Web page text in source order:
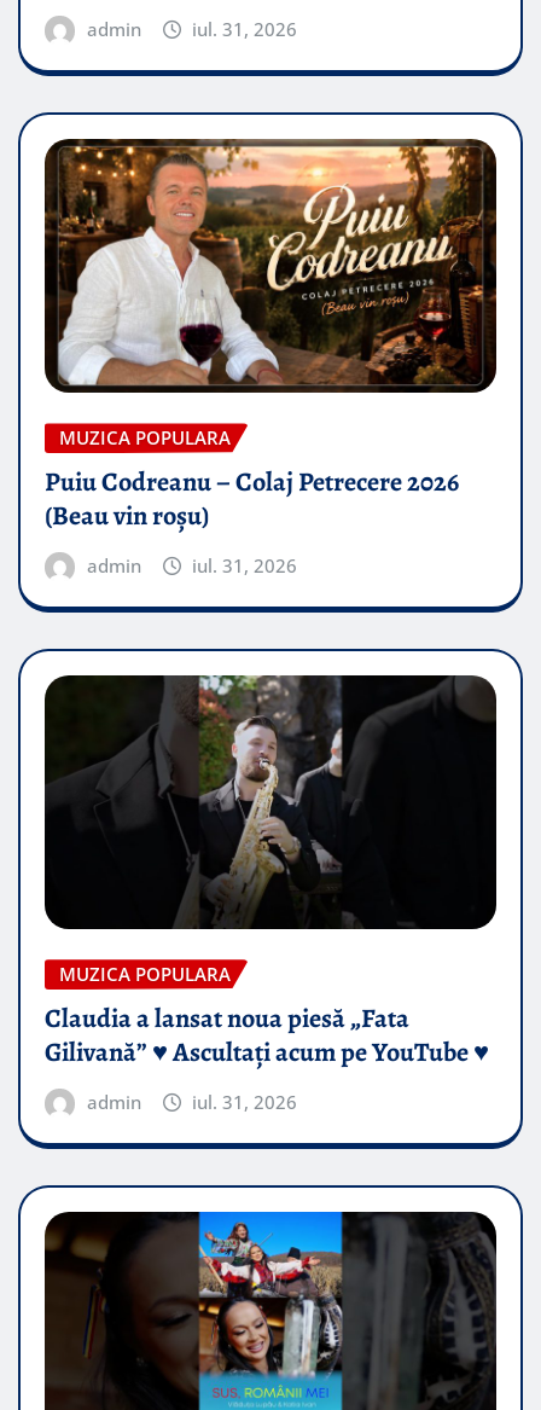
admin iul. 31, 2026
MUZICA POPULARA
Puiu Codreanu – Colaj Petrecere 2026
(Beau vin roșu)
admin iul. 31, 2026
MUZICA POPULARA
Claudia a lansat noua piesă „Fata
Gilivană” ♥️ Ascultați acum pe YouTube ♥️
admin iul. 31, 2026